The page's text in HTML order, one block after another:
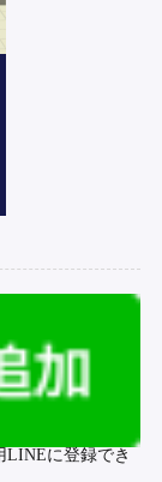
LINEに登録でき